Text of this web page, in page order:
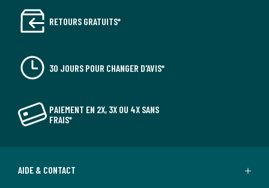
RETOURS GRATUITS*
30 JOURS POUR CHANGER D'AVIS*
PAIEMENT EN 2X, 3X OU 4X SANS
FRAIS*
AIDE & CONTACT